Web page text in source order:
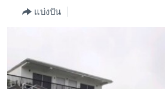
ไป
ไทย
วิทยาศาสตร์
สังคมและสุขภาพ
แบ่งปัน